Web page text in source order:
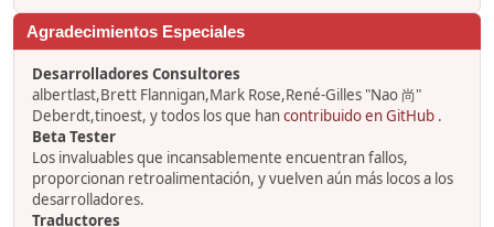
Agradecimientos Especiales
Desarrolladores Consultores
albertlast,Brett Flannigan,Mark Rose,René-Gilles "Nao 尚"
Deberdt,tinoest, y todos los que hancontribuido en GitHub .
Beta Tester
Los invaluables que incansablemente encuentran fallos,
proporcionan retroalimentación, y vuelven aún más locos a los
desarrolladores.
Traductores